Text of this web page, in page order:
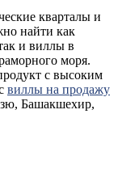
кварталы и
найти как
и виллы в
моря.
с высоким
виллы на продажу
Башакшехир,